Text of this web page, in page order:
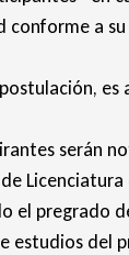
conforme a
pregrado
estudios del